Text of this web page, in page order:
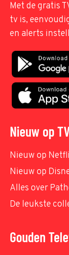
Met de gratis
tv is,
en alerts
Nieuw op
Nieuw op
Nieuw op
Alles over
De leukste
Gouden